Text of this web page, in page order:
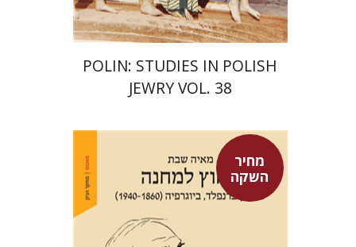
POLIN: STUDIES IN POLISH
JEWRY VOL. 38
מחיר
השקה
מאיה שבת